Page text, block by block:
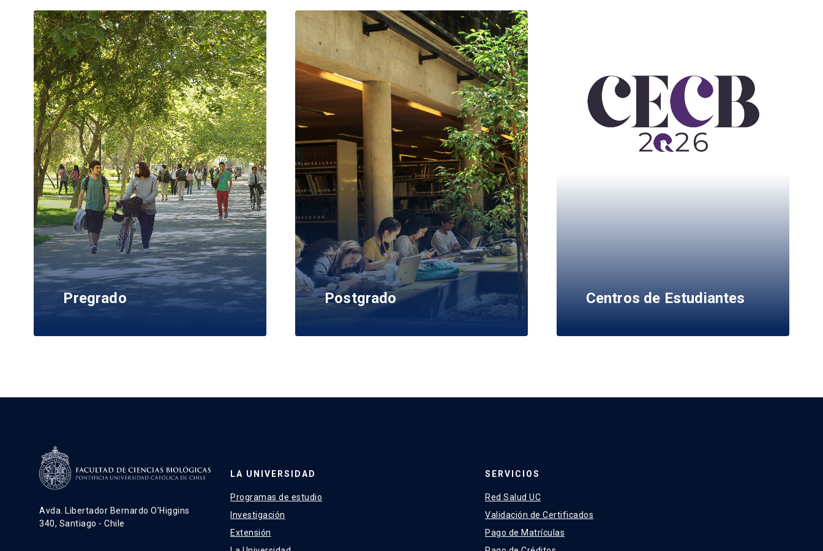
Pregrado Postgrado Centros de Estudiantes
Avda. Libertador Bernardo O’Higgins
340, Santiago - Chile
LA UNIVERSIDAD
Programas de estudio
Investigación
Extensión
SERVICIOS
Red Salud UC
Validación de Certificados
Pago de Matrículas